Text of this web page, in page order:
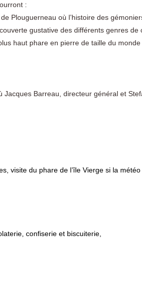
:
de Plouguerneau où l’histoire des
gustative des différents genres de
haut phare en pierre de taille du monde
Jacques Barreau, directeur général et
visite du phare de l’île Vierge si la
confiserie et biscuiterie,